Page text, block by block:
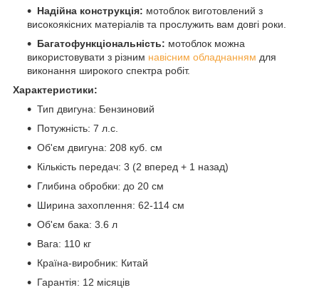
Надійна конструкція: мотоблок виготовлений з
високоякісних матеріалів та прослужить вам довгі роки.
Багатофункціональність: мотоблок можна
використовувати з різним навісним обладнанням для
виконання широкого спектра робіт.
Характеристики:
Тип двигуна: Бензиновий
Потужність: 7 л.с.
Об'єм двигуна: 208 куб. см
Кількість передач: 3 (2 вперед + 1 назад)
Глибина обробки: до 20 см
Ширина захоплення: 62-114 см
Об'єм бака: 3.6 л
Вага: 110 кг
Країна-виробник: Китай
Гарантія: 12 місяців